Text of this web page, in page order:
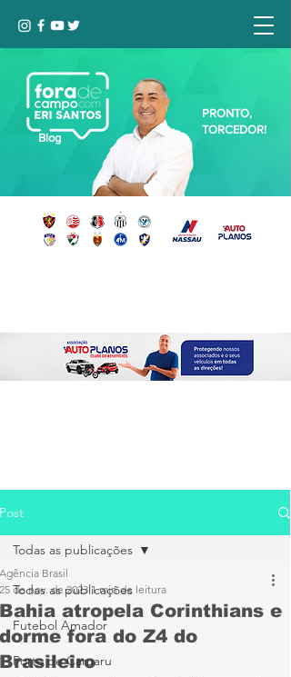
Blog
PRONTO,
TORCEDOR!
Post
Todas as publicações
Futebol Amador
Porto de Caruaru
Todas as publicações
Bahia atropela Corinthians e
dorme fora do Z4 do
Brasileiro
Agência Brasil
25 de nov. de 2023 1 min de leitura